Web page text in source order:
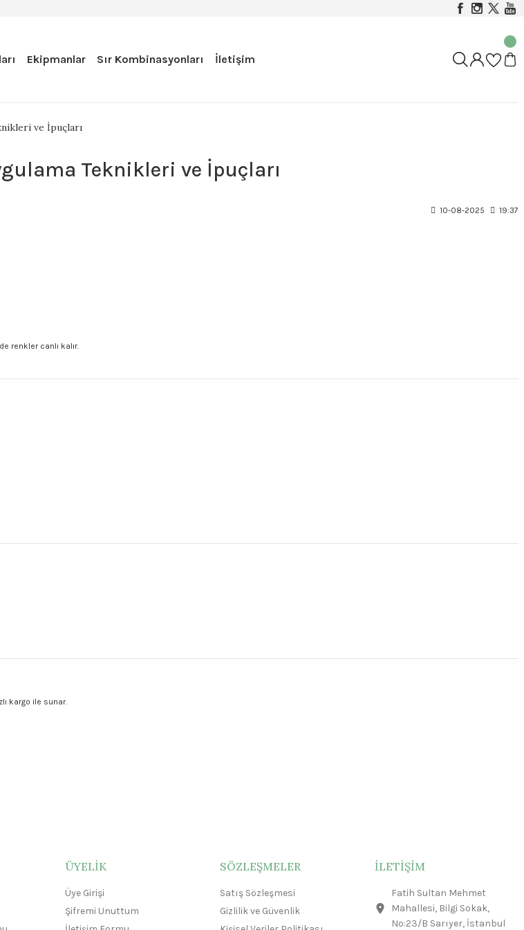
Ekipmanlar Sır Kombinasyonları İletişim
ve İpuçları
Teknikleri ve İpuçları
10-08-2025 19:37
renkler canlı kalır.
kargo ile sunar.
ÜYELİK
Üye Girişi
Şifremi Unuttum
SÖZLEŞMELER
Satış Sözleşmesi
Gizlilik ve Güvenlik
İLETİŞİM
Fatih Sultan Mehmet
Mahallesi, Bilgi Sokak,
No:23/B Sarıyer, İstanbul